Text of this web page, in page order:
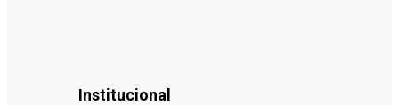
Institucional